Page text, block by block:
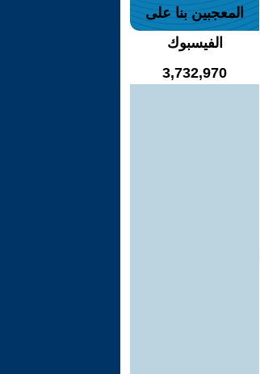
المعجبين بنا على
الفيسبوك
3,732,970